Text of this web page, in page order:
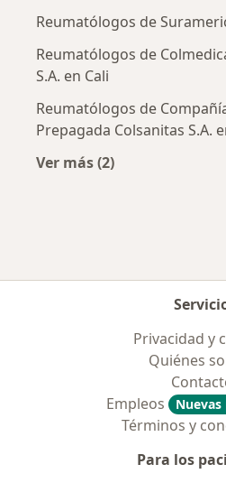
Reumatólogos de
Reumatólogos de
S.A. en Cali
Reumatólogos de
Prepagada Colsanitas S.A.
Ver más (2)
Privacidad y
Quiénes
Empleos
Términos y
Para los